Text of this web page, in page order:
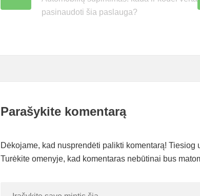
pasinaudoti šia paslauga?
Parašykite komentarą
Dėkojame, kad nusprendėti palikti komentarą!
Turėkite omenyje, kad komentaras nebūtinai bus